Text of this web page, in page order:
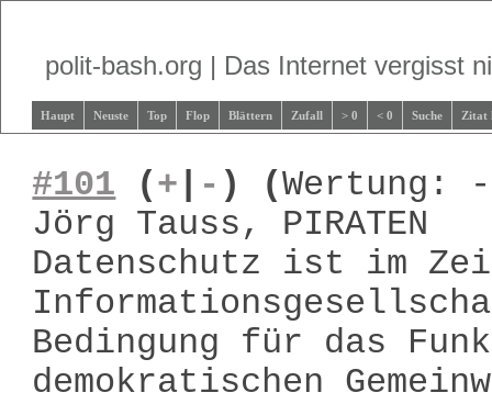
polit-bash.org | Das Internet vergisst
Haupt Neuste Top Flop Blättern Zufall > 0 < 0 Suche Zitat
#101 (+ - ) (Wertung: -
Jörg Tauss, PIRATEN
Datenschutz ist im
Bedingung für das
demokratischen